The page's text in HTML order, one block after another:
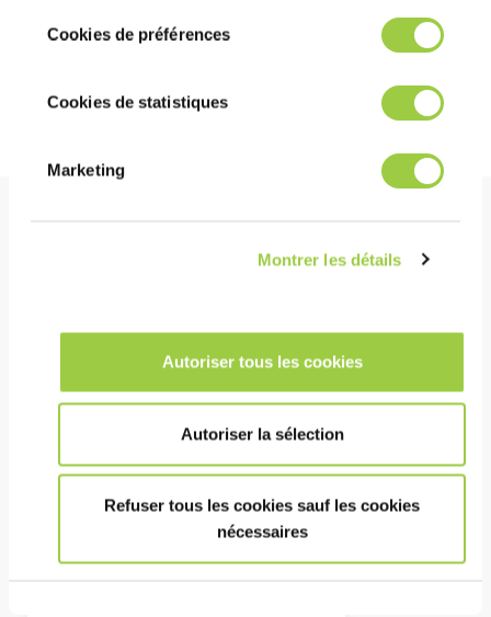
tout moment vos choix dans l'onglet Gérer
les cookies.​ ​ ​
Cookies de préférences
Cookies de statistiques
Marketing
Montrer les détails
Autoriser tous les cookies
Autoriser la sélection
Refuser tous les cookies sauf les cookies
nécessaires
数，加入滴管溶液，观察颜色变化。 在倒滴的同时以圆周运动摇
动烧杯。 添加水滴直到颜色不再改变：然后停止添加水滴。
确定浴液浓度：参照表格根据倒出的滴数确定浴液浓度。 该表由
INVENTEC 销售人员随 PCA KIT 一起提供。
PROMOCLEAN DISPER 10